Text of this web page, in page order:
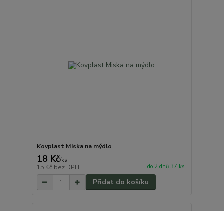
Kovplast Miska na mýdlo
18 Kč/ks
15 Kč bez DPH do 2 dnů 37 ks
Přidat do košíku